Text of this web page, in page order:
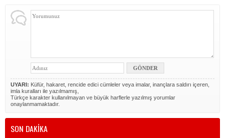
UYARI: Küfür, hakaret, rencide edici cümleler veya imalar, inançlara saldırı içeren,
imla kuralları ile yazılmamış,
Türkçe karakter kullanılmayan ve büyük harflerle yazılmış yorumlar
onaylanmamaktadır.
SON DAKİKA